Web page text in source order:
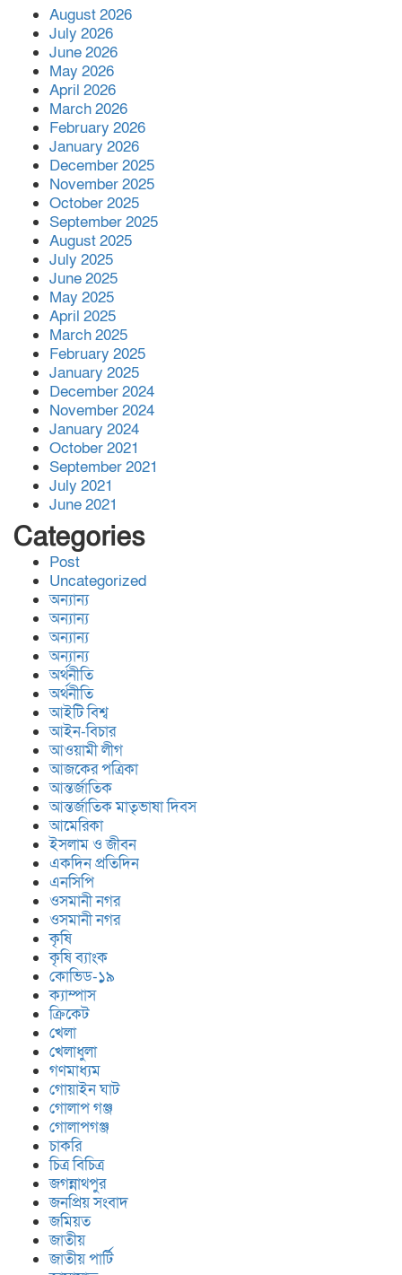
—অধ্যক্ষ নজরুল ইসলাম
বিশ্বনাথে জুলাই দিবস উপলক্ষে
গণমিছিল বাস্তবায়নে থানার অফিসার
ব্রিটেনে বিশ্বনাথের ইছমাইল উদ্দিনের
ব্যাচেল,র ডিগ্রী অর্জন।
August 2026
July 2026
June 2026
May 2026
April 2026
March 2026
February 2026
January 2026
December 2025
November 2025
October 2025
September 2025
August 2025
July 2025
June 2025
May 2025
April 2025
March 2025
February 2025
January 2025
December 2024
November 2024
January 2024
October 2021
September 2021
July 2021
June 2021
Categories
Post
Uncategorized
অন্যান্য
অন্যান্য
অন্যান্য
অন্যান্য
অর্থনীতি
অর্থনীতি
আইটি বিশ্ব
আইন-বিচার
আওয়ামী লীগ
আজকের পত্রিকা
আন্তর্জাতিক
আন্তর্জাতিক মাতৃভাষা দিবস
আমেরিকা
ইসলাম ও জীবন
একদিন প্রতিদিন
এনসিপি
ওসমানী নগর
ওসমানী নগর
কৃষি
কৃষি ব্যাংক
কোভিড-১৯
ক্যাম্পাস
ক্রিকেট
খেলা
খেলাধুলা
গণমাধ্যম
গোয়াইন ঘাট
গোলাপ গঞ্জ
গোলাপগঞ্জ
চাকরি
চিত্র বিচিত্র
জগন্নাথপুর
জনপ্রিয় সংবাদ
জমিয়ত
জাতীয়
জাতীয় পার্টি